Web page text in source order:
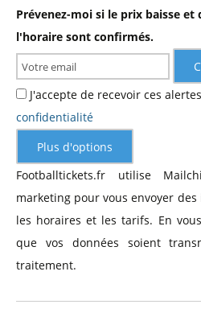
Prévenez-moi si le prix baisse et
l'horaire sont confirmés.
J'accepte de recevoir ces
confidentialité
Plus d'options
Footballtickets.fr utilise
marketing pour vous envoyer
les horaires et les tarifs. En
que vos données soient
traitement.